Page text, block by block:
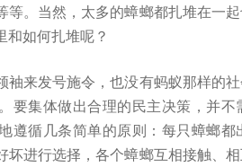
。当然，太多的蟑螂都扎堆在一起
和如何扎堆呢？
袖来发号施令，也没有蚂蚁那样的
要集体做出合理的民主决策，并
遵循几条简单的原则：每只蟑螂
坏进行选择，各个蟑螂互相接触、